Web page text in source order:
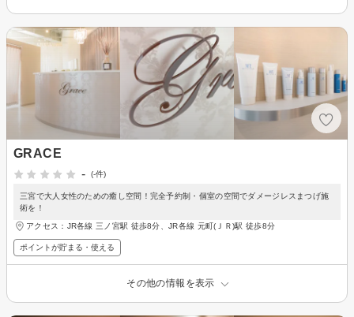
GRACE
-
(-件)
三宮で大人女性のための癒し空間！完全予約制・個室の空間でダメージレスまつげ施
術を！
アクセス：JR各線 三ノ宮駅 徒歩8分、JR各線 元町(ＪＲ)駅 徒歩8分
ポイントが貯まる・使える
その他の情報を表示